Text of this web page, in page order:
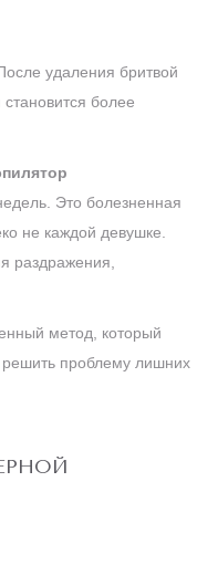
удаления бритвой
более
Это болезненная
не каждой девушке.
раздражения,
метод, который
решить проблему лишних